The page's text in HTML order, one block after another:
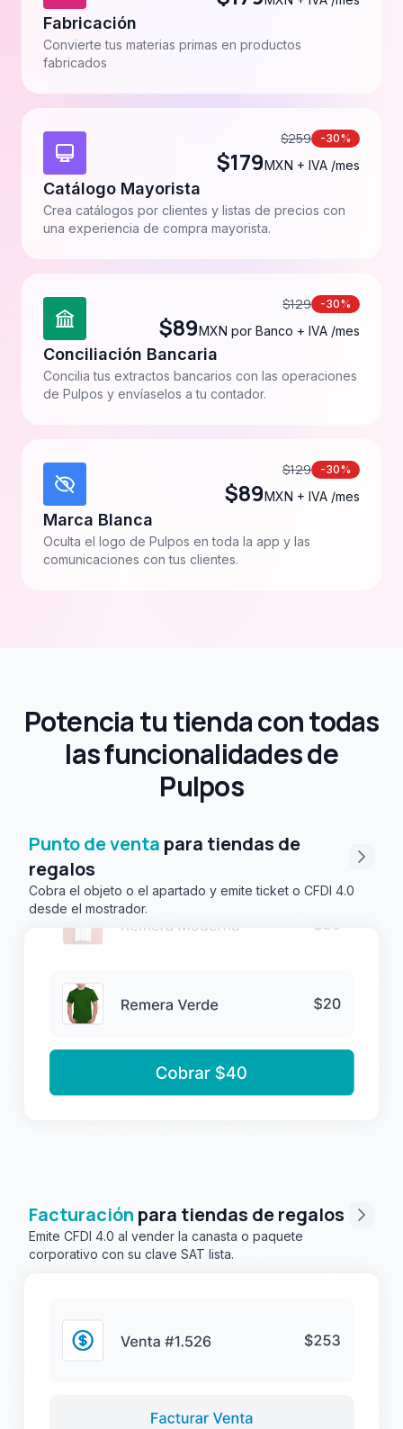
Fabricación
Convierte tus materias primas en productos
fabricados
$259 -30%
$179MXN + IVA /mes
Catálogo Mayorista
Crea catálogos por clientes y listas de precios con
una experiencia de compra mayorista.
$129 -30%
$89MXN por Banco + IVA /mes
Conciliación Bancaria
Concilia tus extractos bancarios con las operaciones
de Pulpos y envíaselos a tu contador.
$129 -30%
$89MXN + IVA /mes
Marca Blanca
Oculta el logo de Pulpos en toda la app y las
comunicaciones con tus clientes.
Potencia tu tienda con todas
las funcionalidades de
Pulpos
Punto de venta para tiendas de
regalos
Cobra el objeto o el apartado y emite ticket o CFDI 4.0
desde el mostrador.
Facturación para tiendas de regalos
Emite CFDI 4.0 al vender la canasta o paquete
corporativo con su clave SAT lista.